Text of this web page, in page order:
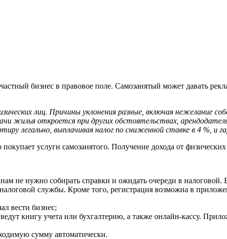
бизнес в правовое поле. Самозанятый может давать
лиц. Причины уклонения разные, включая нежелание
жилья откроется при других обстоятельствах,
легально, выплачивая налог по сниженной ставке в 4 %, и
покупает услуги самозанятого. Получение дохода от
не нужно собирать справки и ожидать очереди в
службы. Кроме того, регистрация возможна в
вести бизнес;
книгу учета или бухгалтерию, а также онлайн-кассу.
сумму автоматически.